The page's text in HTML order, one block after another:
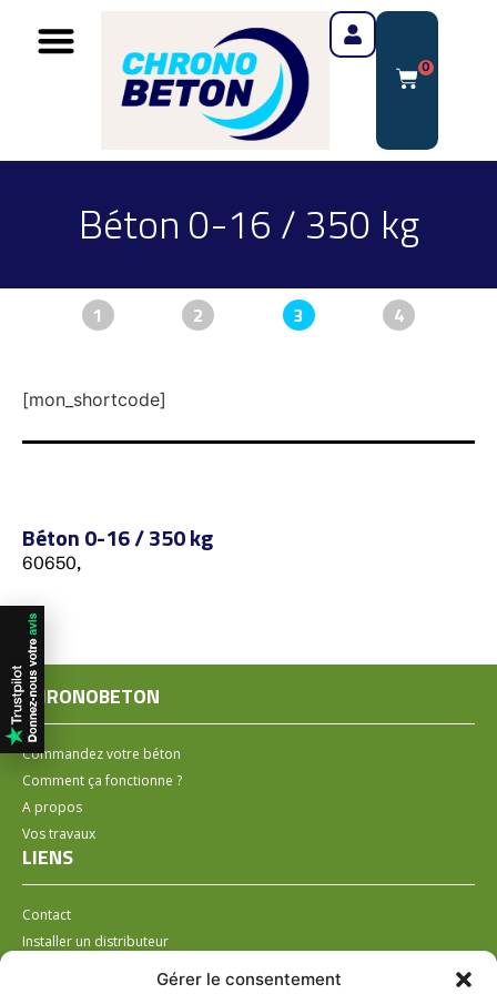
Gérer le consentement
0
Béton 0-16 / 350 kg
1 2 3 4
[mon_shortcode]
Béton 0-16 / 350 kg
60650,
CHRONOBETON
Commandez votre béton
Comment ça fonctionne ?
A propos
Vos travaux
LIENS
Contact
Installer un distributeur